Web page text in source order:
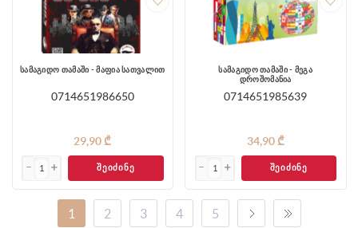
სამაგიდო თამაში - მაფია სათვალით
0714651986650
29,90 ₾
ᲨᲔᲘᲫᲘᲜᲔ
სამაგიდო თამაში - მეგა
დროშომანია
0714651985639
34,90 ₾
ᲨᲔᲘᲫᲘᲜᲔ
1 2 3 4 5